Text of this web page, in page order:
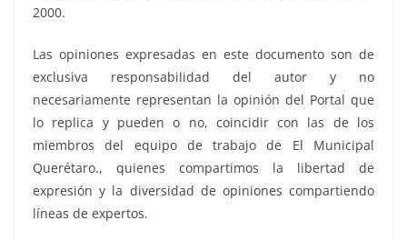
2000.
Las opiniones expresadas en este documento son de
exclusiva responsabilidad del autor y no
necesariamente representan la opinión del Portal que
lo replica y pueden o no, coincidir con las de los
miembros del equipo de trabajo de El Municipal
Querétaro., quienes compartimos la libertad de
expresión y la diversidad de opiniones compartiendo
líneas de expertos.